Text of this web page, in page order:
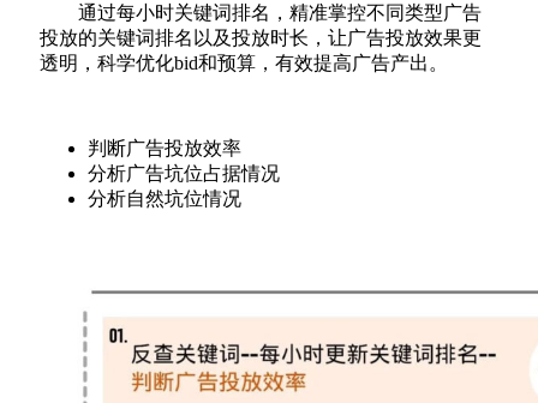
通过每小时关键词排名，精准掌控不同类型广告
投放的关键词排名以及投放时长，让广告投放效果更
透明，科学优化bid和预算，有效提高广告产出。
判断广告投放效率
分析广告坑位占据情况
分析自然坑位情况